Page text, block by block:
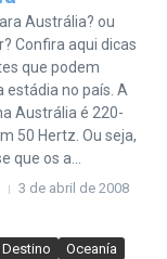
Austrália? ou
Confira aqui dicas
que podem
estádia no país. A
Austrália é 220-
50 Hertz. Ou seja,
que os a...
3 de abril de 2008
Destino Oceanía